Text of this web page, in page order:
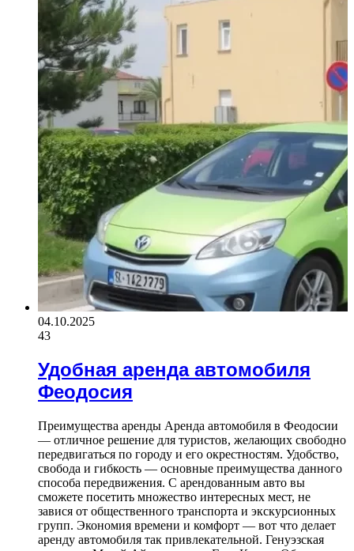
04.10.2025
43
Удобная аренда автомобиля
Феодосия
Преимущества аренды Аренда автомобиля в Феодосии
— отличное решение для туристов, желающих свободно
передвигаться по городу и его окрестностям. Удобство,
свобода и гибкость — основные преимущества данного
способа передвижения. С арендованным авто вы
сможете посетить множество интересных мест, не
завися от общественного транспорта и экскурсионных
групп. Экономия времени и комфорт — вот что делает
аренду автомобиля так привлекательной. Генуэзская